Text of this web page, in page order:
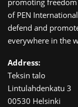
promoting
of PEN
defend and
everywhere in the
Address:
Teksin talo
Lintulahdenkatu 3
00530 Helsinki